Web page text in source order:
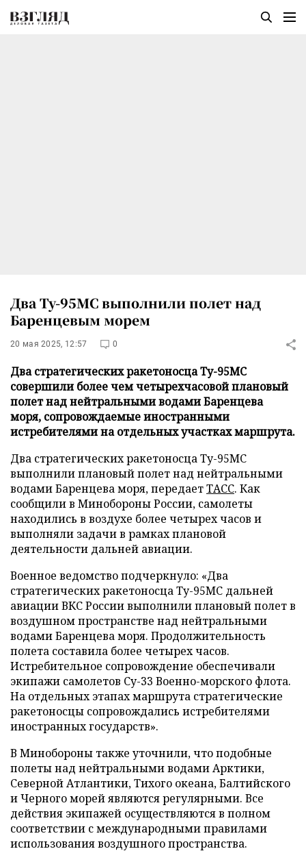
Два Ту-95МС выполнили полет над
Баренцевым морем
20 мая 2025, 12:57 0
Два стратегических ракетоносца Ту-95МС
совершили более чем четырехчасовой плановый
полет над нейтральными водами Баренцева
моря, сопровождаемые иностранными
истребителями на отдельных участках маршрута.
Два стратегических ракетоносца Ту-95МС
выполнили плановый полет над нейтральными
водами Баренцева моря, передаетТАСС. Как
сообщили в Минобороны России, самолеты
находились в воздухе более четырех часов и
выполняли задачи в рамках плановой
деятельности дальней авиации.
Военное ведомство подчеркнуло: «Два
стратегических ракетоносца Ту-95МС дальней
авиации ВКС России выполнили плановый полет в
воздушном пространстве над нейтральными
водами Баренцева моря. Продолжительность
полета составила более четырех часов.
Истребительное сопровождение обеспечивали
экипажи самолетов Су-33 Военно-морского флота.
На отдельных этапах маршрута стратегические
ракетоносцы сопровождались истребителями
иностранных государств».
В Минобороны также уточнили, что подобные
полеты над нейтральными водами Арктики,
Северной Атлантики, Тихого океана, Балтийского
и Черного морей являются регулярными. Все
действия экипажей осуществляются в полном
соответствии с международными правилами
использования воздушного пространства.